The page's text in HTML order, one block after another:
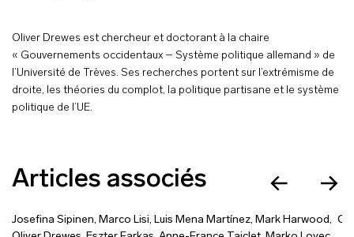
Oliver Drewes est chercheur et doctorant à la chaire
« Gouvernements occidentaux – Système politique allemand » de
l’Université de Trèves. Ses recherches portent sur l’extrémisme de
droite, les théories du complot, la politique partisane et le système
politique de l’UE.
Articles associés
Josefina Sipinen, Marco Lisi, Luis Mena Martínez, Mark Harwood,